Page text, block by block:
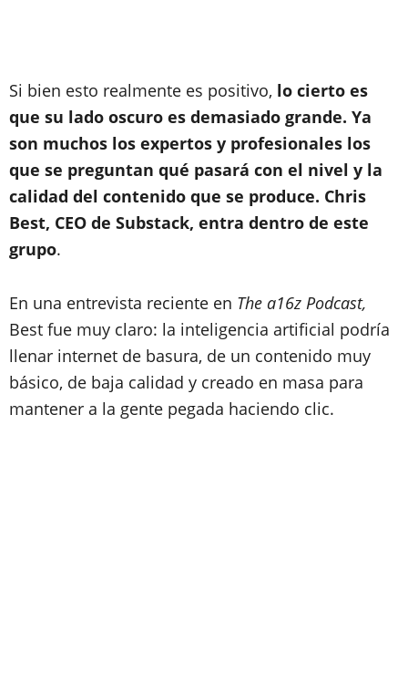
Si bien esto realmente es positivo, lo cierto es
que su lado oscuro es demasiado grande. Ya
son muchos los expertos y profesionales los
que se preguntan qué pasará con el nivel y la
calidad del contenido que se produce. Chris
Best, CEO de Substack, entra dentro de este
grupo.
En una entrevista reciente en The a16z Podcast,
Best fue muy claro: la inteligencia artificial podría
llenar internet de basura, de un contenido muy
básico, de baja calidad y creado en masa para
mantener a la gente pegada haciendo clic.